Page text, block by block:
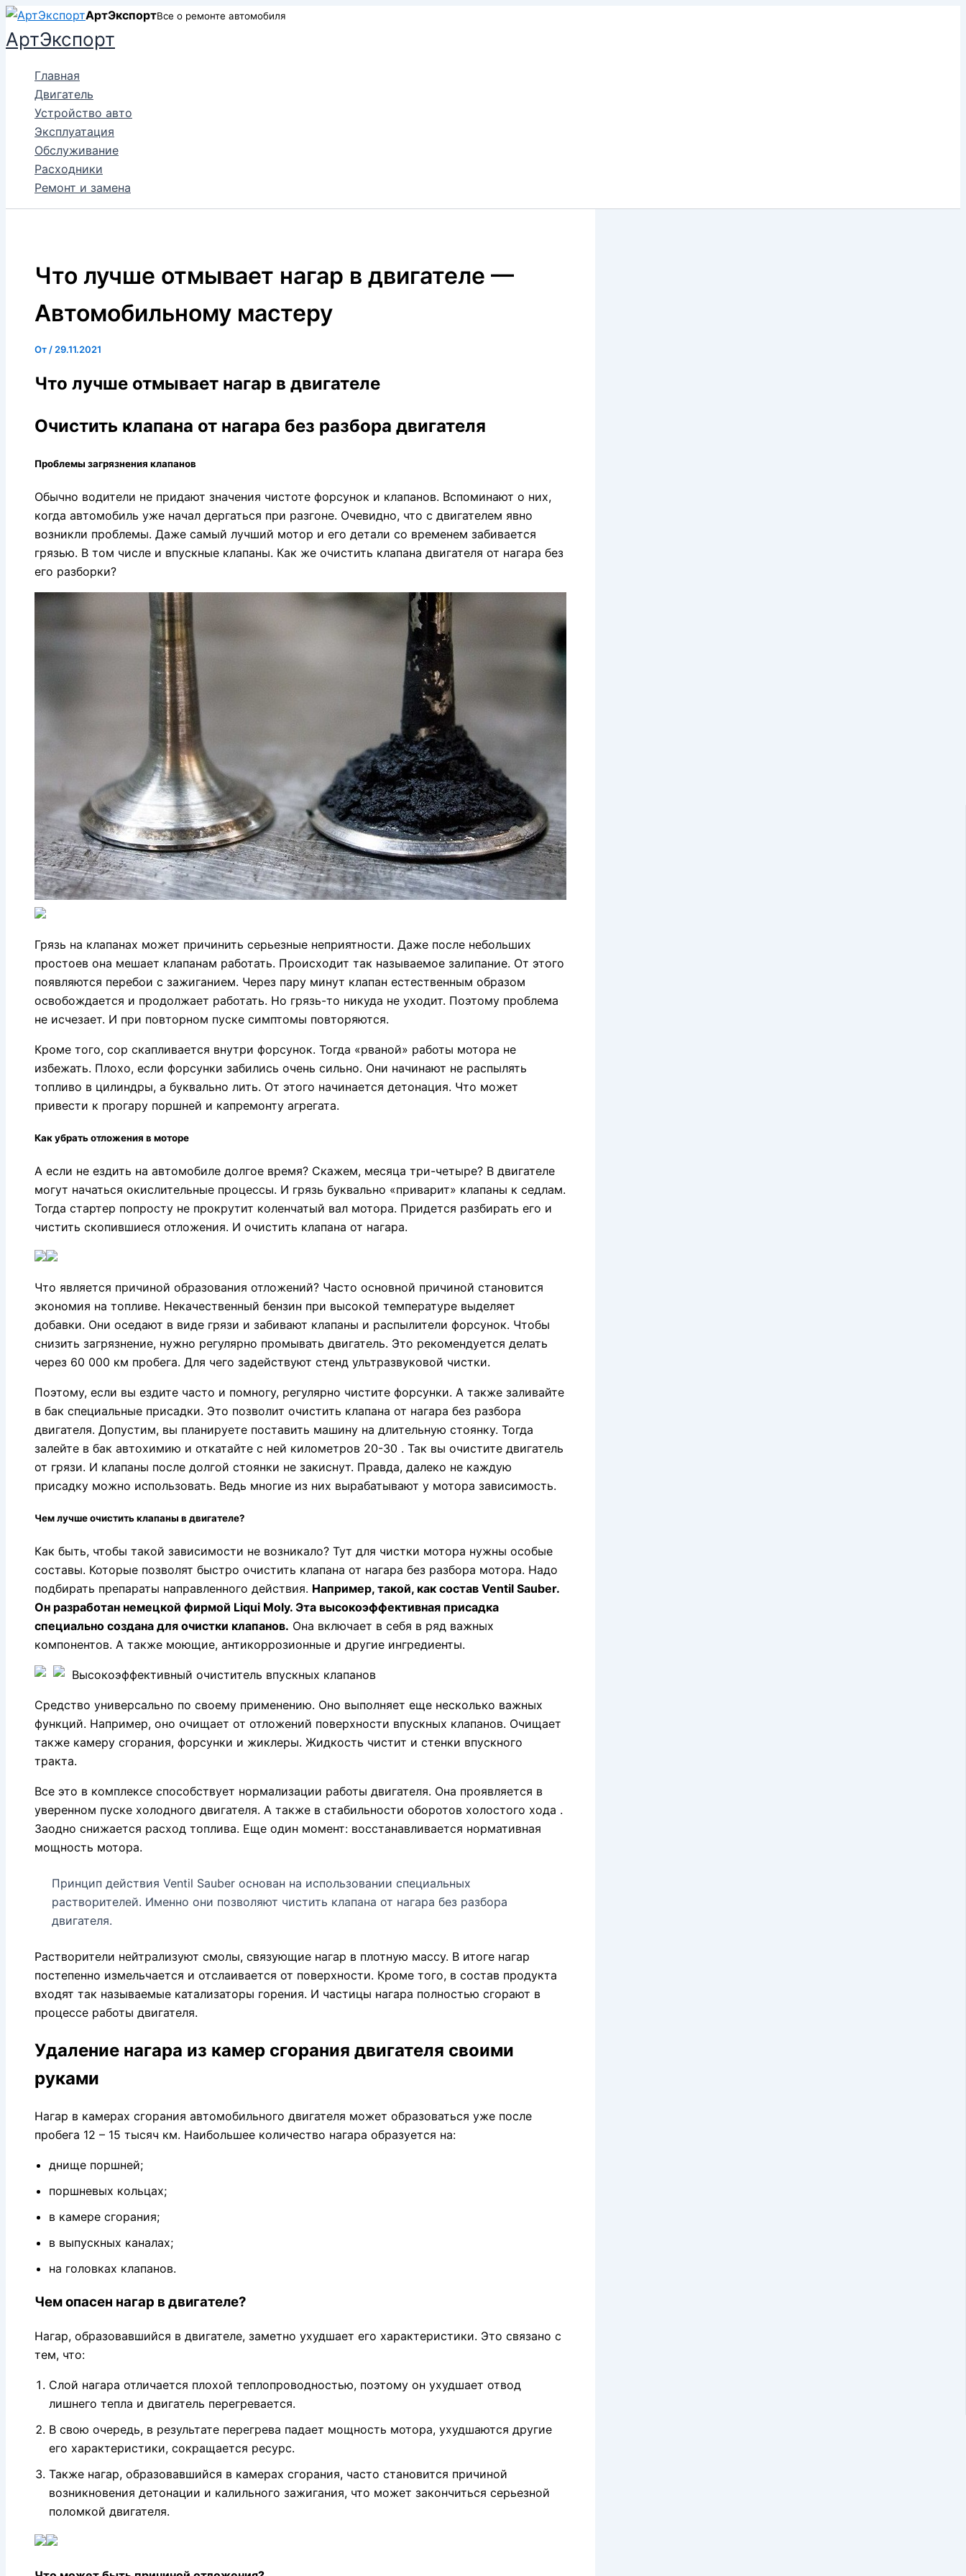
Перейти
к
содержимому
АртЭкспортВсе о ремонте автомобиля
АртЭкспорт
Главная
Двигатель
Устройство авто
Эксплуатация
Обслуживание
Расходники
Ремонт и замена
Что лучше отмывает нагар в двигателе —
Автомобильному мастеру
От / 29.11.2021
Что лучше отмывает нагар в двигателе
Очистить клапана от нагара без разбора двигателя
Проблемы загрязнения клапанов
Обычно водители не придают значения чистоте форсунок и клапанов. Вспоминают о них,
когда автомобиль уже начал дергаться при разгоне. Очевидно, что c двигателем явно
возникли проблемы. Даже самый лучший мотор и его детали со временем забивается
грязью. В том числе и впускные клапаны. Как же очистить клапана двигателя от нагара без
его разборки?
Грязь на клапанах может причинить серьезные неприятности. Даже после небольших
простоев она мешает клапанам работать. Происходит так называемое залипание. От этого
появляются перебои с зажиганием. Через пару минут клапан естественным образом
освобождается и продолжает работать. Но грязь-то никуда не уходит. Поэтому проблема
не исчезает. И при повторном пуске симптомы повторяются.
Кроме того, сор скапливается внутри форсунок. Тогда «рваной» работы мотора не
избежать. Плохо, если форсунки забились очень сильно. Они начинают не распылять
топливо в цилиндры, а буквально лить. От этого начинается детонация. Что может
привести к прогару поршней и капремонту агрегата.
Как убрать отложения в моторе
А если не ездить на автомобиле долгое время? Скажем, месяца три-четыре? В двигателе
могут начаться окислительные процессы. И грязь буквально «приварит» клапаны к седлам.
Тогда стартер попросту не прокрутит коленчатый вал мотора. Придется разбирать его и
чистить скопившиеся отложения. И очистить клапана от нагара.
Что является причиной образования отложений? Часто основной причиной становится
экономия на топливе. Некачественный бензин при высокой температуре выделяет
добавки. Они оседают в виде грязи и забивают клапаны и распылители форсунок. Чтобы
снизить загрязнение, нужно регулярно промывать двигатель. Это рекомендуется делать
через 60 000 км пробега. Для чего задействуют стенд ультразвуковой чистки.
Поэтому, если вы ездите часто и помногу, регулярно чистите форсунки. А также заливайте
в бак специальные присадки. Это позволит очистить клапана от нагара без разбора
двигателя. Допустим, вы планируете поставить машину на длительную стоянку. Тогда
залейте в бак автохимию и откатайте с ней километров 20-30 . Так вы очистите двигатель
от грязи. И клапаны после долгой стоянки не закиснут. Правда, далеко не каждую
присадку можно использовать. Ведь многие из них вырабатывают у мотора зависимость.
Чем лучше очистить клапаны в двигателе?
Как быть, чтобы такой зависимости не возникало? Тут для чистки мотора нужны особые
составы. Которые позволят быстро очистить клапана от нагара без разбора мотора. Надо
подбирать препараты направленного действия. Например, такой, как состав Ventil Sauber.
Он разработан немецкой фирмой Liqui Moly. Эта высокоэффективная присадка
специально создана для очистки клапанов. Она включает в себя в ряд важных
компонентов. А также моющие, антикоррозионные и другие ингредиенты.
Высокоэффективный очиститель впускных клапанов
Средство универсально по своему применению. Оно выполняет еще несколько важных
функций. Например, оно очищает от отложений поверхности впускных клапанов. Очищает
также камеру сгорания, форсунки и жиклеры. Жидкость чистит и стенки впускного
тракта.
Все это в комплексе способствует нормализации работы двигателя. Она проявляется в
уверенном пуске холодного двигателя. А также в стабильности оборотов холостого хода .
Заодно снижается расход топлива. Еще один момент: восстанавливается нормативная
мощность мотора.
Принцип действия Ventil Sauber основан на использовании специальных
растворителей. Именно они позволяют чистить клапана от нагара без разбора
двигателя.
Растворители нейтрализуют смолы, связующие нагар в плотную массу. В итоге нагар
постепенно измельчается и отслаивается от поверхности. Кроме того, в состав продукта
входят так называемые катализаторы горения. И частицы нагара полностью сгорают в
процессе работы двигателя.
Удаление нагара из камер сгорания двигателя своими
руками
Нагар в камерах сгорания автомобильного двигателя может образоваться уже после
пробега 12 – 15 тысяч км. Наибольшее количество нагара образуется на:
днище поршней;
поршневых кольцах;
в камере сгорания;
в выпускных каналах;
на головках клапанов.
Чем опасен нагар в двигателе?
Нагар, образовавшийся в двигателе, заметно ухудшает его характеристики. Это связано с
тем, что:
Слой нагара отличается плохой теплопроводностью, поэтому он ухудшает отвод
лишнего тепла и двигатель перегревается.
В свою очередь, в результате перегрева падает мощность мотора, ухудшаются другие
его характеристики, сокращается ресурс.
Также нагар, образовавшийся в камерах сгорания, часто становится причиной
возникновения детонации и калильного зажигания, что может закончиться серьезной
поломкой двигателя.